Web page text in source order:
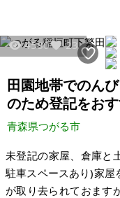
す。4580 23
田園地帯でのん
のため登記をお
青森県つがる市
未登記の家屋、倉庫と
駐車スペースあり)家屋
が取り去られておます